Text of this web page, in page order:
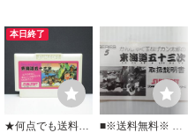
本日終了
★何点でも送料１
■※送料無料※ か